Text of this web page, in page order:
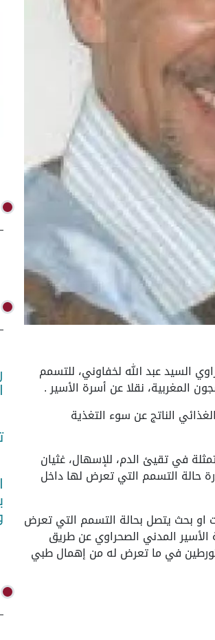
السيد عبد الله لخفاوني، للتسمم
المغربية، نقلا عن أسرة الأسير .
الناتج عن سوء التغذية
في تقيئ الدم، للإسهال، غثيان
حالة التسمم التي تعرض لها داخل
او بحث يتصل بحالة التسمم التي تعرض
الأسير المدني الصحراوي عن طريق
في ما تعرض له من إهمال طبي